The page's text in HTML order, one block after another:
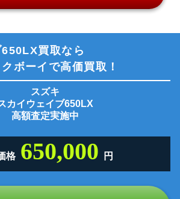
買取なら
ボーイで高価買取！
スズキ
カイウェイブ650LX
高額査定実施中
格 650,000 円